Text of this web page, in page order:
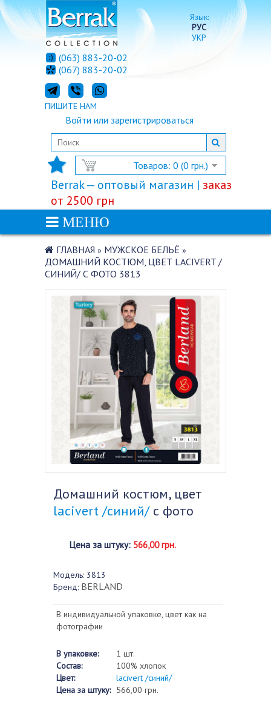
Язык:
РУС
УКР
Товаров: 0 (0 грн.)
Войти или зарегистрироваться
(063) 883-20-02
(067) 883-20-02
ПИШИТЕ НАМ
Berrak — оптовый магазин | заказ
от 2500 грн
МЕНЮ
ГЛАВНАЯ » МУЖСКОЕ БЕЛЬЁ »
ДОМАШНИЙ КОСТЮМ, ЦВЕТ LACIVERT /
СИНИЙ/ С ФОТО 3813
Домашний костюм, цвет
lacivert /синий/с фото
Цена за штуку: 566,00 грн.
Модель: 3813
Бренд: BERLAND
В индивидуальной упаковке, цвет как на
фотографии
В упаковке:
1 шт.
Состав:
100% хлопок
Цвет:
lacivert /синий/
Цена за штуку: 566,00 грн.